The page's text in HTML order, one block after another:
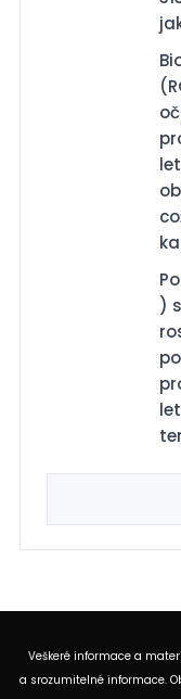
)
Veškeré informace a
a srozumitelné informace.